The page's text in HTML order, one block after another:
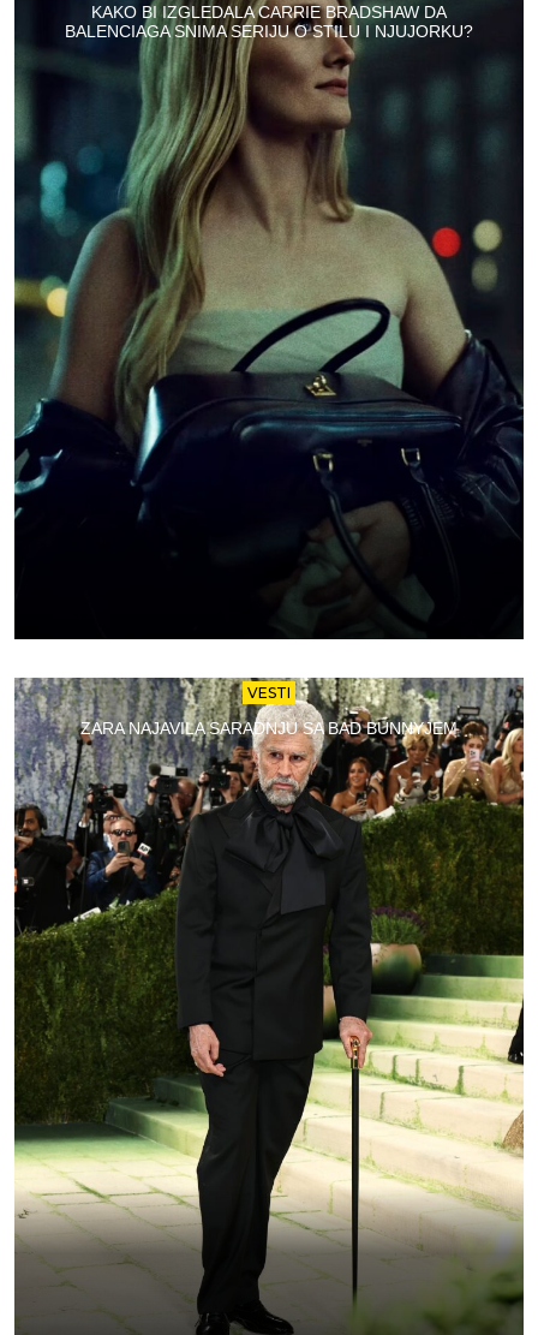
KAKO BI IZGLEDALA CARRIE BRADSHAW DA
BALENCIAGA SNIMA SERIJU O STILU I NJUJORKU?
VESTI
ZARA NAJAVILA SARADNJU SA BAD BUNNYJEM